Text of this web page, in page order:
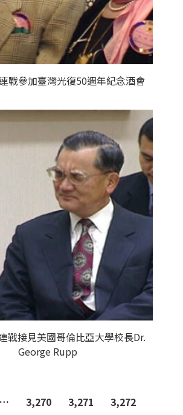
戰參加臺灣光復50週年紀念酒會
戰接見美國哥倫比亞大學校長Dr.
George Rupp
… 3,270 3,271
3,272